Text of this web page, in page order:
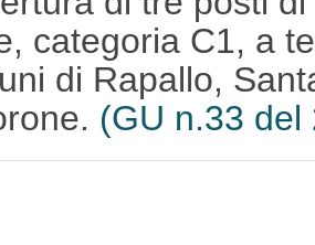
categoria C1, a
di Rapallo,
(GU n.33